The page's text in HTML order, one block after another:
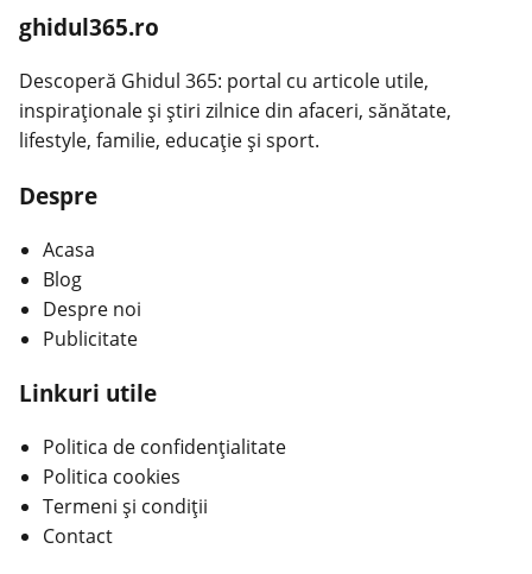
ghidul365.ro
Descoperă Ghidul 365: portal cu articole utile,
inspiraționale și știri zilnice din afaceri, sănătate,
lifestyle, familie, educație și sport.
Despre
Acasa
Blog
Despre noi
Publicitate
Linkuri utile
Politica de confidențialitate
Politica cookies
Termeni și condiții
Contact